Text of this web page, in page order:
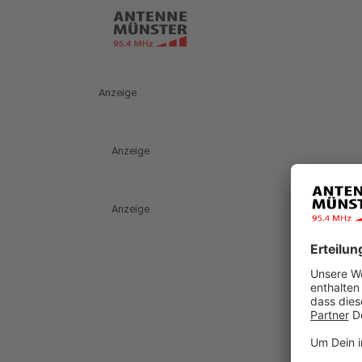
Anzeige
Anzeige
Anzeige